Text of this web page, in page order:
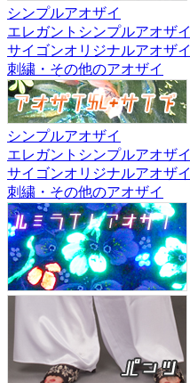
シンプルアオザイ
エレガントシンプルアオザイ
サイゴンオリジナルアオザイ
刺繍・その他のアオザイ
シンプルアオザイ
エレガントシンプルアオザイ
サイゴンオリジナルアオザイ
刺繍・その他のアオザイ